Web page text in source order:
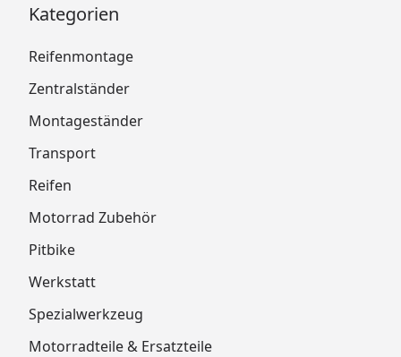
Kategorien
Reifenmontage
Zentralständer
Montageständer
Transport
Reifen
Motorrad Zubehör
Pitbike
Werkstatt
Spezialwerkzeug
Motorradteile & Ersatzteile